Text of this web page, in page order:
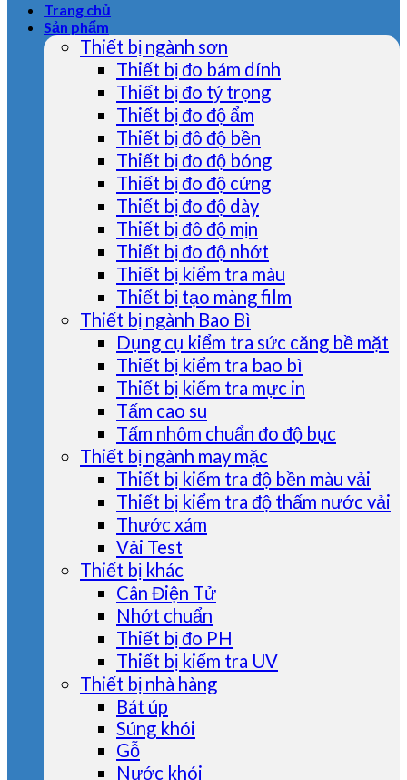
Trang chủ
Sản phẩm
Thiết bị ngành sơn
Thiết bị đo bám dính
Thiết bị đo tỷ trọng
Thiết bị đo độ ẩm
Thiết bị đô độ bền
Thiết bị đo độ bóng
Thiết bị đo độ cứng
Thiết bị đo độ dày
Thiết bị đô độ mịn
Thiết bị đo độ nhớt
Thiết bị kiểm tra màu
Thiết bị tạo màng film
Thiết bị ngành Bao Bì
Dụng cụ kiểm tra sức căng bề mặt
Thiết bị kiểm tra bao bì
Thiết bị kiểm tra mực in
Tấm cao su
Tấm nhôm chuẩn đo độ bục
Thiết bị ngành may mặc
Thiết bị kiểm tra độ bền màu vải
Thiết bị kiểm tra độ thấm nước vải
Thước xám
Vải Test
Thiết bị khác
Cân Điện Tử
Nhớt chuẩn
Thiết bị đo PH
Thiết bị kiểm tra UV
Thiết bị nhà hàng
Bát úp
Súng khói
Gỗ
Nước khói